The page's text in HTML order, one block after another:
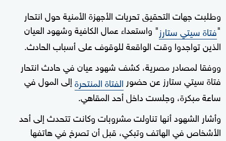
وطلبت جهات التحقيق تحريات الأجهزة الأمنية حول انتحار
"فتاة سيتي ستارز" واستعداء عمال الكافية وشهود العيان
الذين تواجدوا وقت الواقعة للوقوف على أسباب الحادث.
ووفقا لمصادر مصرية، كشف شهود عيان في حادث انتحار
فتاة سيتي ستارز عن حضور الفتاة المنتحرةإلى المول في
ساعة مبكرة، وجلست داخل أحد المقاهي.
وأشار الشهود أنها تناولت مشروبات وكانت تتحدث إلى أحد
الأشخاص في الهاتف وتبكي، قبل أن تصرخ في هاتفها